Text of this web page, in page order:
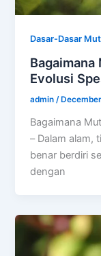
Dasar-Dasar
Evolusi
admin/
Bagaimana
– Dalam alam,
benar berdiri
dengan